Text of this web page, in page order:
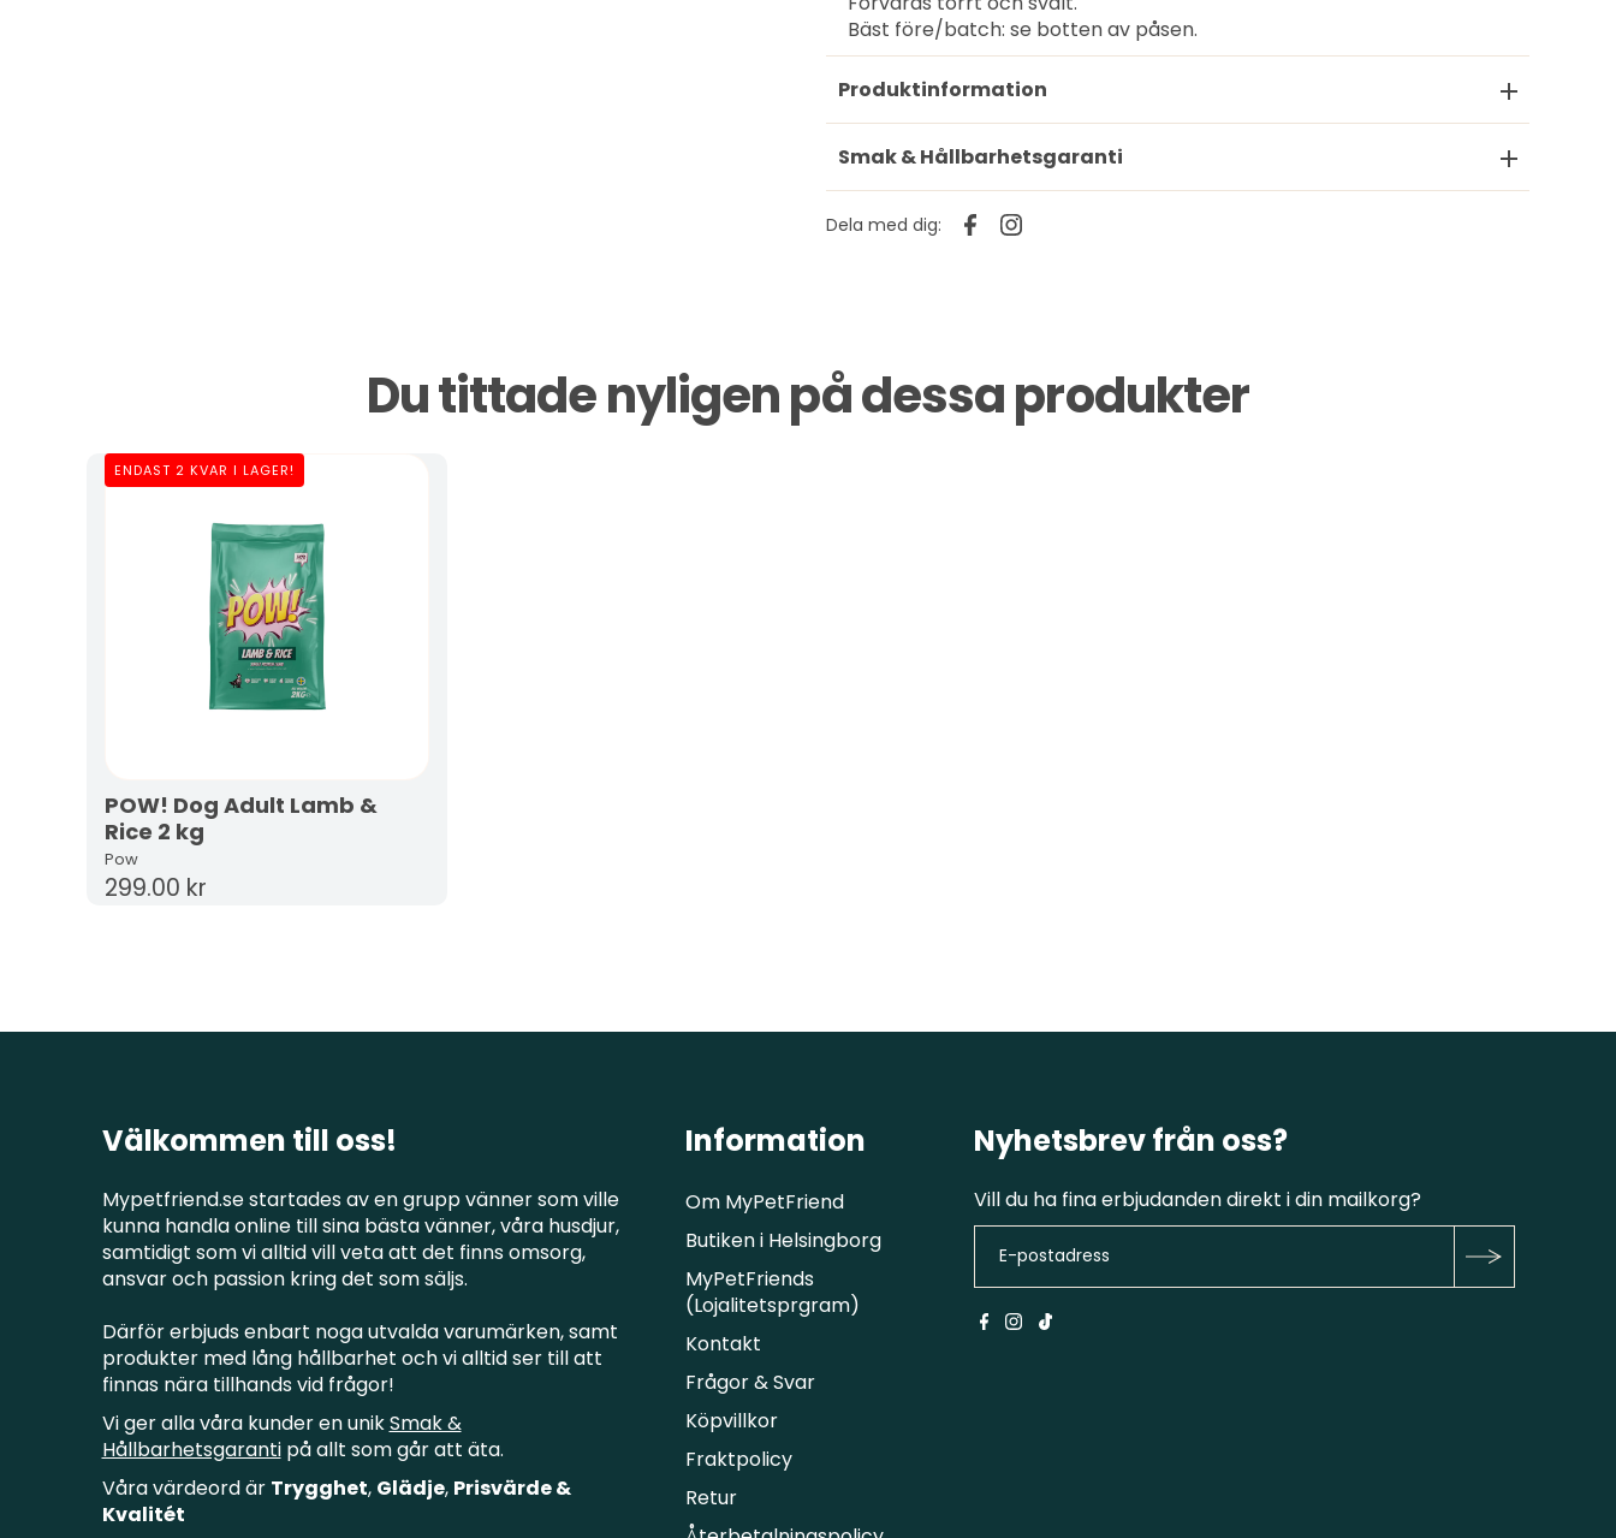
Bäst före/batch: se botten av påsen.
Produktinformation
Smak & Hållbarhetsgaranti
Dela med dig:
Du tittade nyligen på dessa produkter
ENDAST 2 KVAR I LAGER!
POW! Dog Adult Lamb &
Rice 2 kg
Pow
299.00 kr
Välkommen till oss!
Mypetfriend.se startades av en grupp vänner som ville
kunna handla online till sina bästa vänner, våra husdjur,
samtidigt som vi alltid vill veta att det finns omsorg,
ansvar och passion kring det som säljs.
Därför erbjuds enbart noga utvalda varumärken, samt
produkter med lång hållbarhet och vi alltid ser till att
finnas nära tillhands vid frågor!
Vi ger alla våra kunder en unikSmak &
Hållbarhetsgarantipå allt som går att äta.
Våra värdeord är Trygghet, Glädje, Prisvärde &
Kvalitét
Information
Om MyPetFriend
Butiken i Helsingborg
MyPetFriends
(Lojalitetsprgram)
Kontakt
Frågor & Svar
Köpvillkor
Fraktpolicy
Retur
Nyhetsbrev från oss?
Vill du ha fina erbjudanden direkt i din mailkorg?